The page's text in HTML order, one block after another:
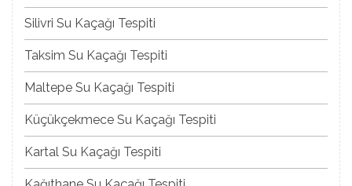
Silivri Su Kaçağı Tespiti
Taksim Su Kaçağı Tespiti
Maltepe Su Kaçağı Tespiti
Küçükçekmece Su Kaçağı Tespiti
Kartal Su Kaçağı Tespiti